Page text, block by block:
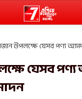
উপলক্ষে যেসব পণ্য
যেসব